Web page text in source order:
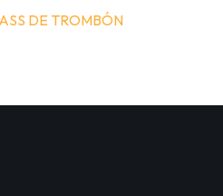
DE TROMBÓN